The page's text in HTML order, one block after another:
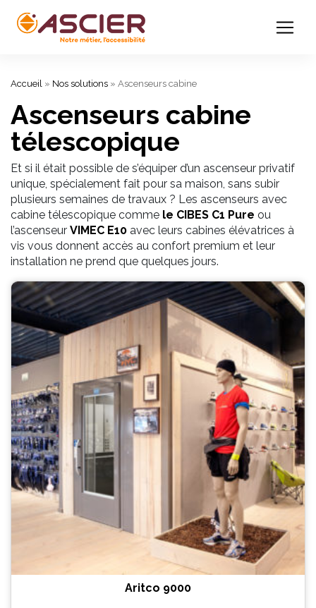
Accueil » Nos solutions » Ascenseurs cabine
Ascenseurs cabine
télescopique
Et si il était possible de s’équiper d’un ascenseur privatif
unique, spécialement fait pour sa maison, sans subir
plusieurs semaines de travaux ? Les ascenseurs avec
cabine télescopique comme le CIBES C1 Pure ou
l’ascenseur VIMEC E10 avec leurs cabines élévatrices à
vis vous donnent accès au confort premium et leur
installation ne prend que quelques jours.
Aritco 9000